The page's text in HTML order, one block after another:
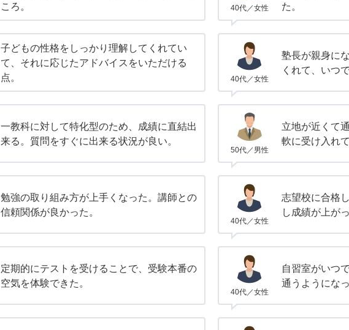
ころ。
40代／女性
た。
子どもの性格をしっかり理解してくれてい
て、それに応じたアドバイスをいただける
点。
40代／女性
塾長が親身に
くれて、いつ
一教科に対して特化型のため、成績に直結出
来る。質問をすぐに出来る状況が良い。
50代／男性
立地が近くて
軟に受け入れ
勉強の取り組み方が上手くなった。講師との
信頼関係が良かった。
40代／女性
志望校に合格
し成績が上がっ
定期的にテストを受けることで、受験本番の
空気を体験できた。
40代／女性
自習室がいつ
通うようになっ